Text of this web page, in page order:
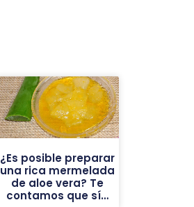
¿Es posible preparar
una rica mermelada
de aloe vera? Te
contamos que sí…